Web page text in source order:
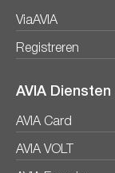
ViaAVIA
Registreren
AVIA Diensten
AVIA Card
AVIA VOLT